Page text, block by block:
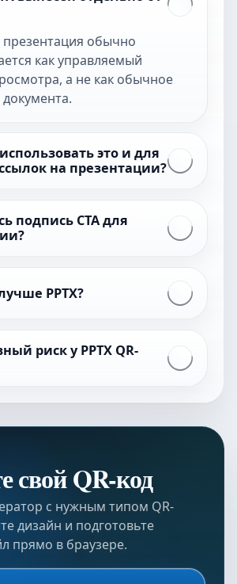
обычно
как управляемый
а не как обычное
это и для
на презентации?
подпись CTA для
PPTX?
риск у PPTX QR-
свой QR-код
с нужным типом QR-
дизайн и подготовьте
прямо в браузере.